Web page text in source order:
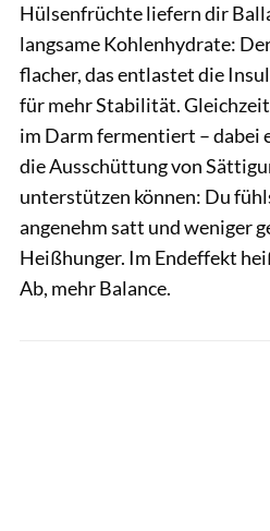
Hülsenfrüchte liefern dir
langsame Kohlenhydrate:
flacher, das entlastet die
für mehr Stabilität.
im Darm fermentiert – dabei
die Ausschüttung von
unterstützen können: Du
angenehm satt und weniger
Heißhunger. Im Endeffekt
Ab, mehr Balance.